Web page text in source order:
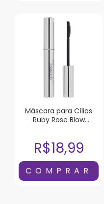
Máscara para Cílios
Ruby Rose Blow
R$18,99